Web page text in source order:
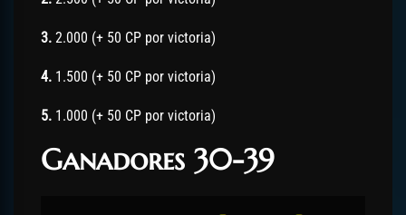
3. 2.000 (+ 50 CP por victoria)
4. 1.500 (+ 50 CP por victoria)
5. 1.000 (+ 50 CP por victoria)
Ganadores 30-39